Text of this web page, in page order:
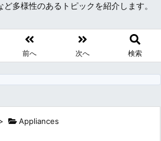
多様性のあるトピックを紹介します。
前へ 次へ 検索
Appliances